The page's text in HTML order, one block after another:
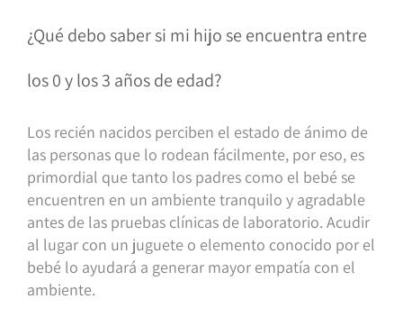
¿Qué debo saber si mi hijo se encuentra entre
los 0 y los 3 años de edad?
Los recién nacidos perciben el estado de ánimo de
las personas que lo rodean fácilmente, por eso, es
primordial que tanto los padres como el bebé se
encuentren en un ambiente tranquilo y agradable
antes de las pruebas clínicas de laboratorio. Acudir
al lugar con un juguete o elemento conocido por el
bebé lo ayudará a generar mayor empatía con el
ambiente.